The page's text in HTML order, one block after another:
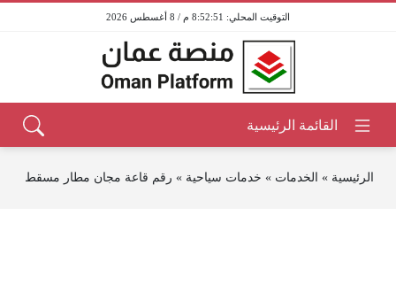
8:52:51 م / 8 أغسطس 2026
الرئيسية » الخدمات » خدمات سياحية » رقم قاعة مجان مطار مسقط